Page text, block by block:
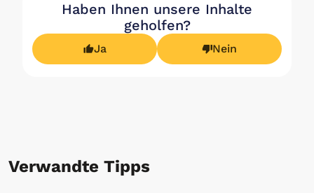
Haben Ihnen unsere Inhalte
geholfen?
Ja Nein
Verwandte Tipps